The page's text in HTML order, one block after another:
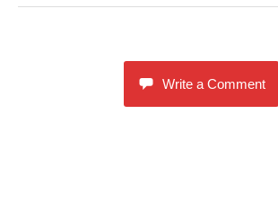
Write a Comment